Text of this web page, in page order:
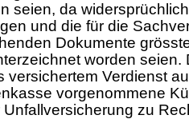
seien, da
und die für die
Dokumente
worden seien.
versichertem Verdienst
vorgenommene
Unfallversicherung zu